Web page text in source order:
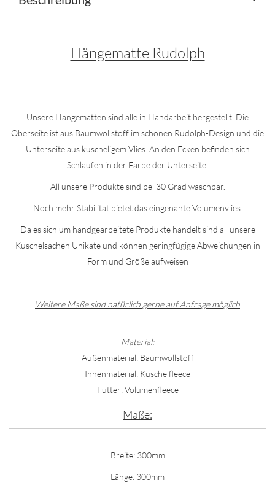
Hängematte Rudolph
Unsere Hängematten sind alle in Handarbeit hergestellt. Die
Oberseite ist aus Baumwollstoff im schönen Rudolph-Design und die
Unterseite aus kuscheligem Vlies. An den Ecken befinden sich
Schlaufen in der Farbe der Unterseite.
All unsere Produkte sind bei 30 Grad waschbar.
Noch mehr Stabilität bietet das eingenähte Volumenvlies.
Da es sich um handgearbeitete Produkte handelt sind all unsere
Kuschelsachen Unikate und können geringfügige Abweichungen in
Form und Größe aufweisen
Weitere Maße sind natürlich gerne auf Anfrage möglich
Material:
Außenmaterial: Baumwollstoff
Innenmaterial: Kuschelfleece
Futter: Volumenfleece
Maße:
Breite: 300mm
Länge: 300mm